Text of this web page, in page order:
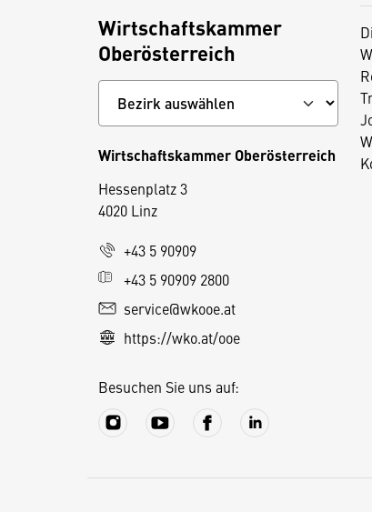
Wirtschaftskammer
Oberösterreich
Wirtschaftskammer Oberösterreich
Hessenplatz 3
4020 Linz
+43 5 90909
+43 5 90909 2800
service@wkooe.at
https://wko.at/ooe
Besuchen Sie uns auf: